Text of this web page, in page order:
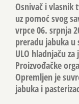
Osnivač i vlasnik
uz pomoć svog
vrpce 06. srpnja
preradu jabuka u
ULO hladnjaču
Proizvođačke
Opremljen je
jabuka i